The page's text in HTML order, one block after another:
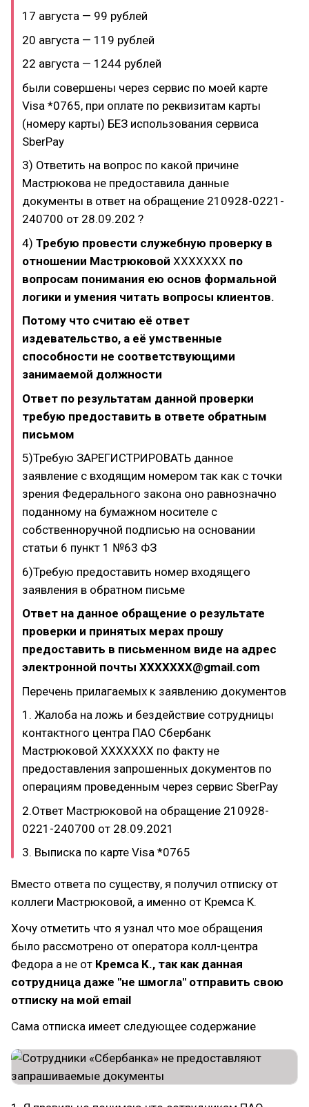
17 августа — 99 рублей
20 августа — 119 рублей
22 августа — 1244 рублей
были совершены через сервис по моей карте
Visa *0765, при оплате по реквизитам карты
(номеру карты) БЕЗ использования сервиса
SberPay
3) Ответить на вопрос по какой причине
Мастрюкова не предоставила данные
документы в ответ на обращение 210928-0221-
240700 от 28.09.202 ?
4) Требую провести служебную проверку в
отношении Мастрюковой ХХХХХХХ по
вопросам понимания ею основ формальной
логики и умения читать вопросы клиентов.
Потому что считаю её ответ
издевательство, а её умственные
способности не соответствующими
занимаемой должности
Ответ по результатам данной проверки
требую предоставить в ответе обратным
письмом
5)Требую ЗАРЕГИСТРИРОВАТЬ данное
заявление с входящим номером так как с точки
зрения Федерального закона оно равнозначно
поданному на бумажном носителе с
собственноручной подписью на основании
статьи 6 пункт 1 №63 ФЗ
6)Требую предоставить номер входящего
заявления в обратном письме
Ответ на данное обращение о результате
проверки и принятых мерах прошу
предоставить в письменном виде на адрес
электронной почты ХХХХХХХ@gmail.com
Перечень прилагаемых к заявлению документов
1. Жалоба на ложь и бездействие сотрудницы
контактного центра ПАО Сбербанк
Мастрюковой ХХХХХХХ по факту не
предоставления запрошенных документов по
операциям проведенным через сервис SberPay
2.Ответ Мастрюковой на обращение 210928-
0221-240700 от 28.09.2021
3. Выписка по карте Visa *0765
Вместо ответа по существу, я получил отписку от
коллеги Мастрюковой, а именно от Кремса К.
Хочу отметить что я узнал что мое обращения
было рассмотрено от оператора колл-центра
Федора а не от Кремса К., так как данная
сотрудница даже "не шмогла" отправить свою
отписку на мой email
Сама отписка имеет следующее содержание